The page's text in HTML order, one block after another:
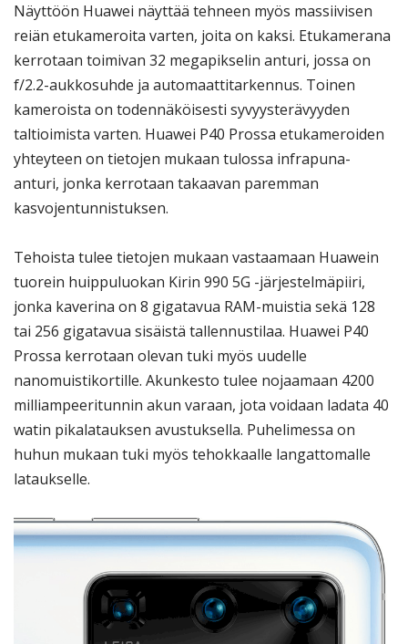
Näyttöön Huawei näyttää tehneen myös massiivisen
reiän etukameroita varten, joita on kaksi. Etukamerana
kerrotaan toimivan 32 megapikselin anturi, jossa on
f/2.2-aukkosuhde ja automaattitarkennus. Toinen
kameroista on todennäköisesti syvyysterävyyden
taltioimista varten. Huawei P40 Prossa etukameroiden
yhteyteen on tietojen mukaan tulossa infrapuna-
anturi, jonka kerrotaan takaavan paremman
kasvojentunnistuksen.
Tehoista tulee tietojen mukaan vastaamaan Huawein
tuorein huippuluokan Kirin 990 5G -järjestelmäpiiri,
jonka kaverina on 8 gigatavua RAM-muistia sekä 128
tai 256 gigatavua sisäistä tallennustilaa. Huawei P40
Prossa kerrotaan olevan tuki myös uudelle
nanomuistikortille. Akunkesto tulee nojaamaan 4200
milliampeeritunnin akun varaan, jota voidaan ladata 40
watin pikalatauksen avustuksella. Puhelimessa on
huhun mukaan tuki myös tehokkaalle langattomalle
lataukselle.